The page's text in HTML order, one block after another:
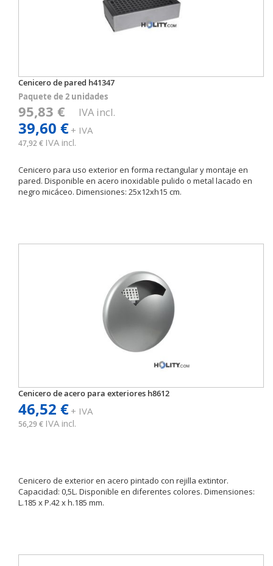
Cenicero de pared h41347
Paquete de 2 unidades
95,83 € IVA incl.
39,60 €+ IVA
47,92 € IVA incl.
Cenicero para uso exterior en forma rectangular y montaje en
pared. Disponible en acero inoxidable pulido o metal lacado en
negro micáceo. Dimensiones: 25x12xh15 cm.
Cenicero de acero para exteriores h8612
46,52 €+ IVA
56,29 € IVA incl.
Cenicero de exterior en acero pintado con rejilla extintor.
Capacidad: 0,5L. Disponible en diferentes colores. Dimensiones:
L.185 x P.42 x h.185 mm.